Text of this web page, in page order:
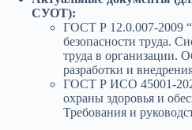
СУОТ):
ГОСТ Р 12.0.007-2009
безопасности труда.
труда в организации.
разработки и
ГОСТ Р ИСО 45001-
охраны здоровья и
Требования и